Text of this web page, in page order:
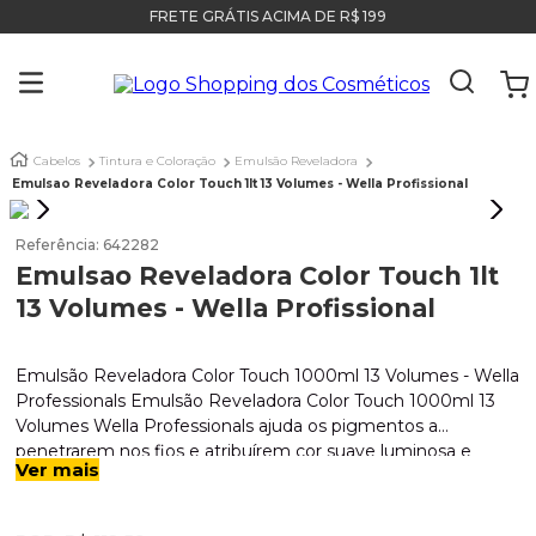
FRETE GRÁTIS ACIMA DE R$ 199
Cabelos Tintura e Coloração
Emulsão Reveladora
Emulsao Reveladora Color Touch 1lt 13 Volumes - Wella Profissional
Referência: 642282
Emulsao Reveladora Color Touch 1lt
13 Volumes - Wella Profissional
Emulsão Reveladora Color Touch 1000ml 13 Volumes - Wella
Professionals Emulsão Reveladora Color Touch 1000ml 13
Volumes Wella Professionals ajuda os pigmentos a
penetrarem nos fios e atribuírem cor suave luminosa e
duradoura. Ideal para transformar os fios com nuances
Ver mais